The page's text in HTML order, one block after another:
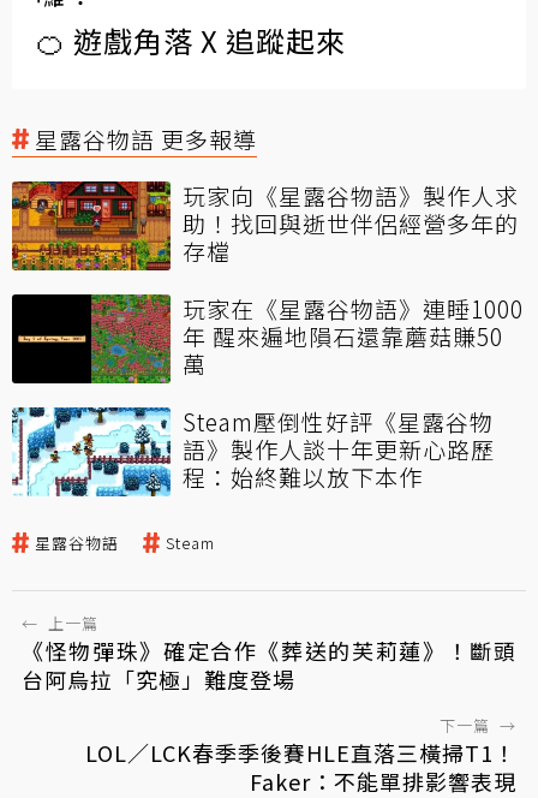
🍊 遊戲角落 X 追蹤起來
星露谷物語 更多報導
玩家向《星露谷物語》製作人求
助！找回與逝世伴侶經營多年的
存檔
玩家在《星露谷物語》連睡1000
年 醒來遍地隕石還靠蘑菇賺50
萬
Steam壓倒性好評《星露谷物
語》製作人談十年更新心路歷
程：始終難以放下本作
星露谷物語 Steam
← 上一篇
《怪物彈珠》確定合作《葬送的芙莉蓮》！斷頭
台阿烏拉「究極」難度登場
下一篇 →
LOL／LCK春季季後賽HLE直落三橫掃T1！
Faker：不能單排影響表現